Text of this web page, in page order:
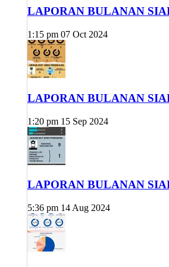
LAPORAN BULANAN
1:15 pm 07 Oct 2024
LAPORAN BULANAN
1:20 pm 15 Sep 2024
LAPORAN BULANAN
5:36 pm 14 Aug 2024